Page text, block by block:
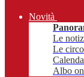
Novità
Le
Le
Albo